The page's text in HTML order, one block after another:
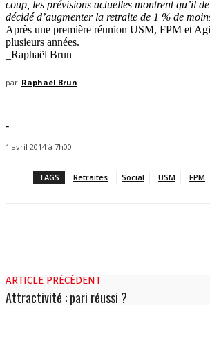
coup, les prévisions actuelles montrent qu’il
décidé d’augmenter la retraite de 1 % de
Après une première réunion USM, FPM et
plusieurs années.
_Raphaël Brun
par Raphaël Brun
-
1 avril 2014 à 7h00
TAGS Retraites Social USM FPM
ARTICLE PRÉCÉDENT
Attractivité : pari réussi ?